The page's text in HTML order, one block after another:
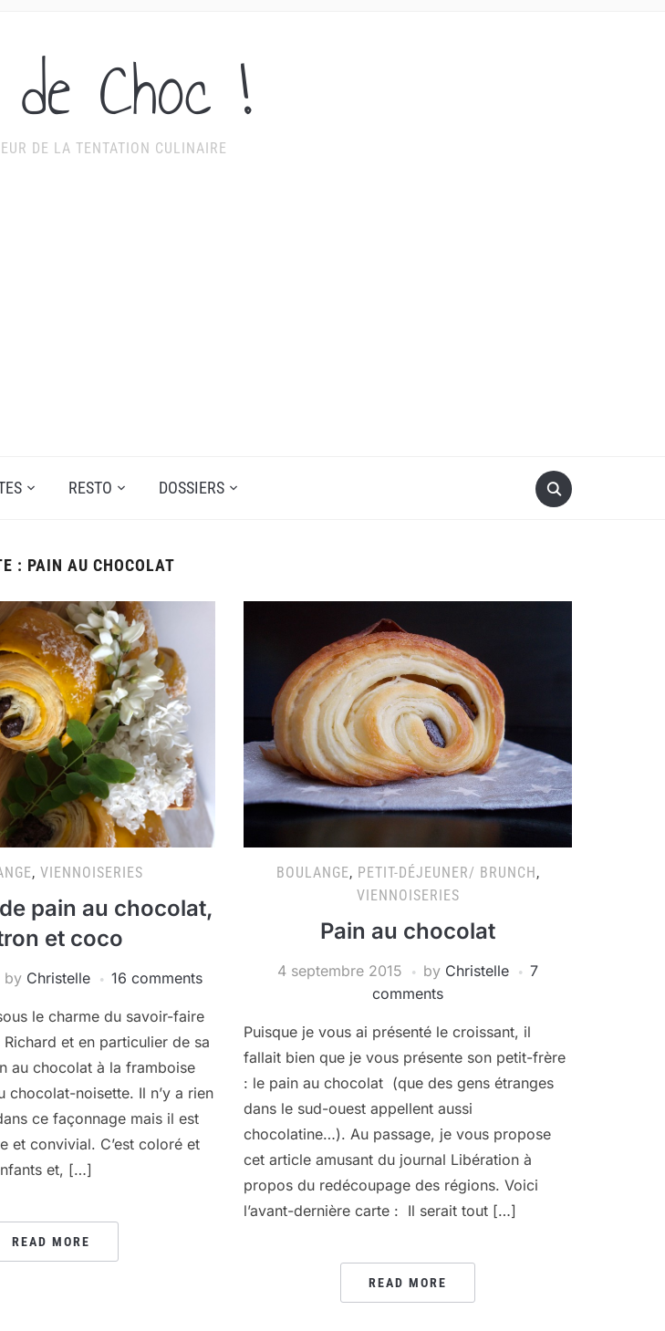
Choc !
DE LA TENTATION CULINAIRE
RESTO DOSSIERS
: PAIN AU CHOCOLAT
, VIENNOISERIES
pain au chocolat,
et coco
by Christelle 16 comments
le charme du savoir-faire
et en particulier de sa
au chocolat à la framboise
chocolat-noisette. Il n’y a rien
ce façonnage mais il est
et convivial. C’est coloré et
et, […]
READ MORE
BOULANGE, PETIT-DÉJEUNER/ BRUNCH,
VIENNOISERIES
Pain au chocolat
4 septembre 2015 by Christelle
7
comments
Puisque je vous ai présenté le croissant, il
fallait bien que je vous présente son petit-frère
: le pain au chocolat (que des gens étranges
dans le sud-ouest appellent aussi
chocolatine…). Au passage, je vous propose
cet article amusant du journal Libération à
propos du redécoupage des régions. Voici
l’avant-dernière carte : Il serait tout […]
READ MORE